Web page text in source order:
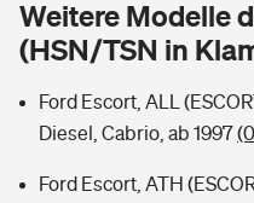
Hochwasser-Check: Wie
Sie haben Fragen?
Private Cyberversicherung
Zur Übersicht
Rentenrechner: Wie viel
Weitere Modelle
(HSN/TSN in
Ford Escort, ALL
Diesel, Cabrio, ab 1997
Ford Escort, ATH